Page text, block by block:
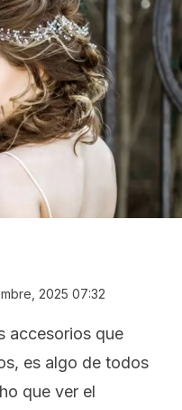
2025 07:32
accesorios que
es algo de todos
que ver el